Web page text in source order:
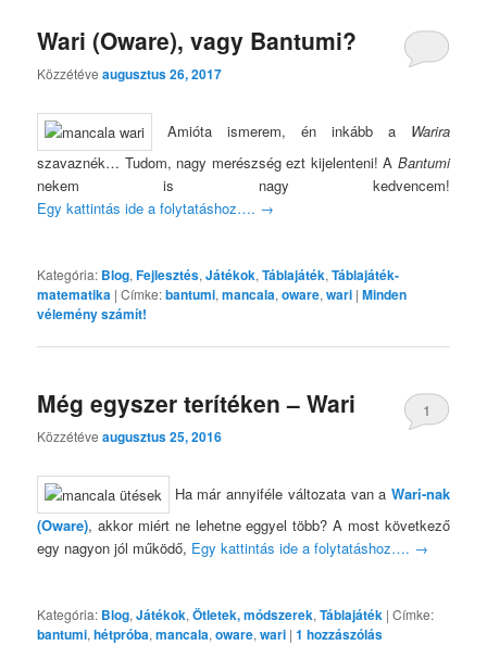
Wari (Oware), vagy Bantumi?
Közzétéveaugusztus 26, 2017
Amióta ismerem, én inkább a Warira
szavaznék… Tudom, nagy merészség ezt kijelenteni! A Bantumi
nekem is nagy kedvencem!
Egy kattintás ide a folytatáshoz…. →
Kategória: Blog,Fejlesztés,Játékok,Táblajáték,Táblajáték-
matematika |Címke:bantumi,mancala,oware,wari |Minden
vélemény számít!
Még egyszer terítéken – Wari
Közzétéveaugusztus 25, 2016
1
Ha már annyiféle változata van a Wari-nak
(Oware), akkor miért ne lehetne eggyel több? A most következő
egy nagyon jól működő, Egy kattintás ide a folytatáshoz…. →
Kategória: Blog,Játékok,Ötletek, módszerek,Táblajáték |Címke:
bantumi,hétpróba,mancala,oware,wari |1 hozzászólás